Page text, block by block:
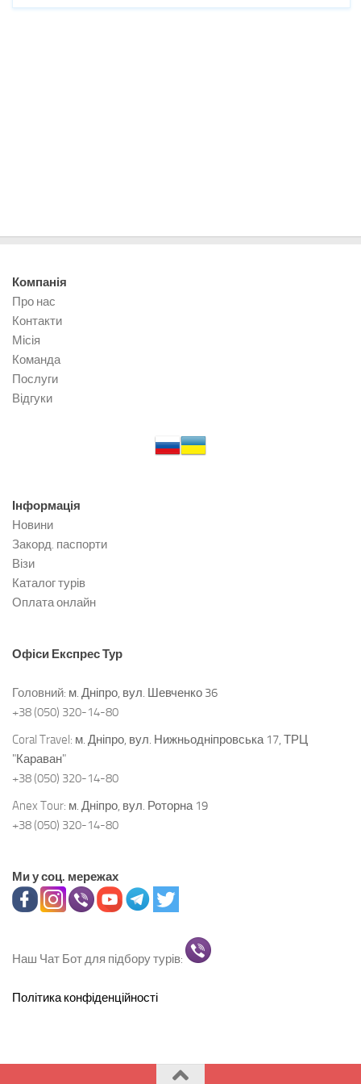
Компанія
Про нас
Контакти
Місія
Команда
Послуги
Відгуки
Інформація
Новини
Закорд. паспорти
Візи
Каталог турів
Оплата онлайн
Офіси Експрес Тур
Головний: м. Дніпро, вул. Шевченко 36
+38 (050) 320-14-80
Coral Travel: м. Дніпро, вул. Нижньодніпровська 17, ТРЦ
"Караван"
+38 (050) 320-14-80
Anex Tour: м. Дніпро, вул. Роторна 19
+38 (050) 320-14-80
Ми у соц. мережах
Наш Чат Бот для підбору турів:
Політика конфіденційності